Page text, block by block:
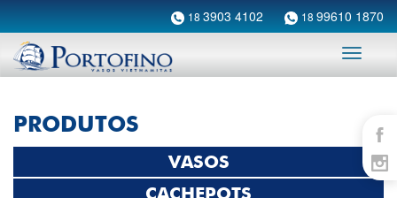
18 3903 4102 18 99610 1870
PRODUTOS
VASOS
CACHEPOTS